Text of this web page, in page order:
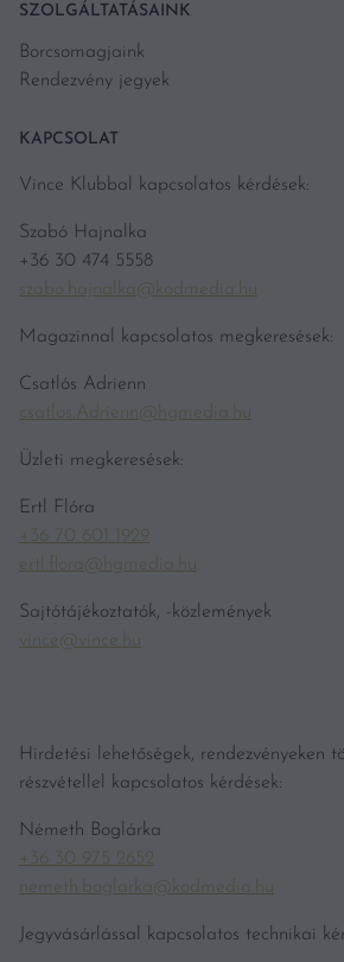
SZOLGÁLTATÁSAINK
Borcsomagjaink
Rendezvény jegyek
KAPCSOLAT
Vince Klubbal kapcsolatos kérdések:
Szabó Hajnalka
+36 30 474 5558
szabo.hajnalka@kodmedia.hu
Magazinnal kapcsolatos megkeresések:
Csatlós Adrienn
csatlos.Adrienn@hgmedia.hu
Üzleti megkeresések:
Ertl Flóra
+36 70 601 1929
ertl.flora@hgmedia.hu
Sajtótájékoztatók, -közlemények
vince@vince.hu
Hirdetési lehetőségek, rendezvényeken
részvétellel kapcsolatos kérdések:
Németh Boglárka
+36 30 975 2652
nemeth.boglarka@kodmedia.hu
Jegyvásárlással kapcsolatos technikai